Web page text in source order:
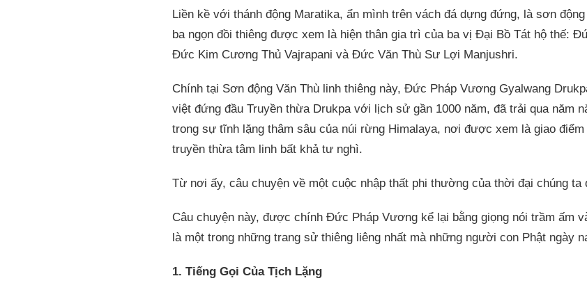
Liền kề với thánh động Maratika, ẩn mình trên vách đá dựng đứng, là sơn
ba ngọn đồi thiêng được xem là hiện thân gia trì của ba vị Đại Bồ Tát hộ thế:
Đức Kim Cương Thủ Vajrapani và Đức Văn Thù Sư Lợi Manjushri.
Chính tại Sơn động Văn Thù linh thiêng này, Đức Pháp Vương Gyalwang
việt đứng đầu Truyền thừa Drukpa với lịch sử gần 1000 năm, đã trải qua năm
trong sự tĩnh lặng thâm sâu của núi rừng Himalaya, nơi được xem là giao
truyền thừa tâm linh bất khả tư nghì.
Từ nơi ấy, câu chuyện về một cuộc nhập thất phi thường của thời đại chúng
Câu chuyện này, được chính Đức Pháp Vương kể lại bằng giọng nói trầm ấm
là một trong những trang sử thiêng liêng nhất mà những người con Phật ngày
1. Tiếng Gọi Của Tịch Lặng